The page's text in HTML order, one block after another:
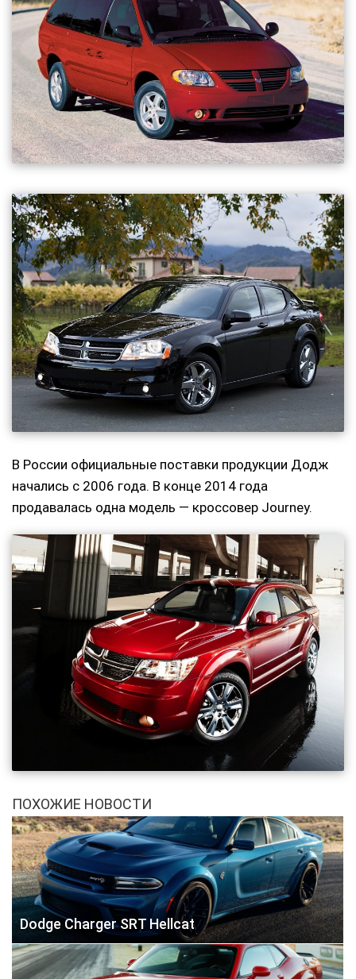
В России официальные поставки продукции Додж
начались с 2006 года. В конце 2014 года
продавалась одна модель — кроссовер Journey.
ПОХОЖИЕ НОВОСТИ
Dodge Charger SRT Hellcat